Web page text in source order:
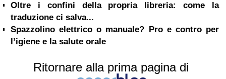
Oltre i confini della propria libreria: come la
traduzione ci salva...
Spazzolino elettrico o manuale? Pro e contro per
l’igiene e la salute orale
Ritornare alla prima pagina di